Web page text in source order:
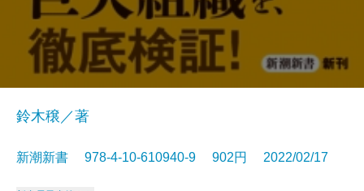
鈴木穣／著
新潮新書 978-4-10-610940-9 902円 2022/02/17